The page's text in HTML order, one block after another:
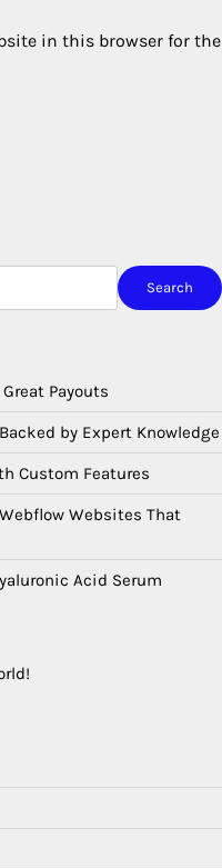
in this browser for the
Search
Payouts
by Expert Knowledge
Custom Features
Websites That
Acid Serum